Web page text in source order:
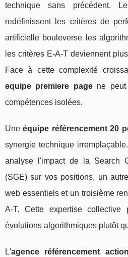
technique sans précédent.
redéfinissent les critères de
artificielle bouleverse les
les critères E-A-T deviennent
Face à cette complexité
equipe premiere pagene peut
compétences isolées.
Uneéquipe référencement 20
synergie technique
analyse l'impact de la Search
(SGE) sur vos positions, un
web essentiels et un troisième
A-T. Cette expertise collective
évolutions algorithmiques plutôt
L'agence référencement